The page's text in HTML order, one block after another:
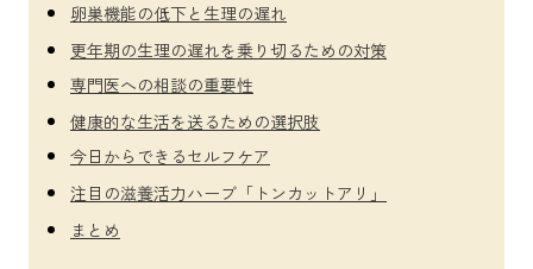
卵巣機能の低下と生理の遅れ
更年期の生理の遅れを乗り切るための対策
専門医への相談の重要性
健康的な生活を送るための選択肢
今日からできるセルフケア
注目の滋養活力ハーブ「トンカットアリ」
まとめ